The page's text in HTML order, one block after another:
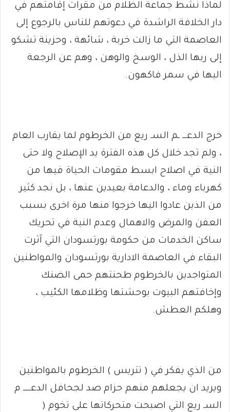
لماذا نشط جماعة الظلام من مقرات إقامتهم في
دار الخلافة الراشدة في دعوتهم للناس بالرجوع إلى
العاصمة التي ما زالت خربة ، شائهة ، وحزينة تشكو
إلى ربها الذل ، الوسخ والوهن ، وهم عن الرجعة
اليها في سمر فاكهون.
خرج الدعـــ ـم السـ ريع من الخرطوم لما يقارب العام
، ولم تجد خلال كل هذه الفترة يد الإصلاح ولا حتى
النية في اصلاح ابسط مقومات الحياة فيها من
كهرباء وماء ، والدعامة بعيدين عنها ، بل نجد كثير
من الذين عادوا اليها خرجوا منها مرة اخرى بسبب
العفن والمرض والاهمال وعدم النية في تحريك
ساكن الخدمات من حكومة بورتسودان التي آثرت
البقاء في العاصمة الادارية بورتسودان والمواطنين
المتواجدين بالخرطوم طحنتهم حمى الضنك
وإخافتهم البيوت بوحشتها وظلامها الكئيب ،
وهلكم العطش.
من الذي يفكر في ( تتريس ) الخرطوم بالمواطنين
ويريد ان يجعلهم منهم حزام صد لجحافل الدعـــــ م
السـ ريع التي اصبحت متحركاتها على تخوم (